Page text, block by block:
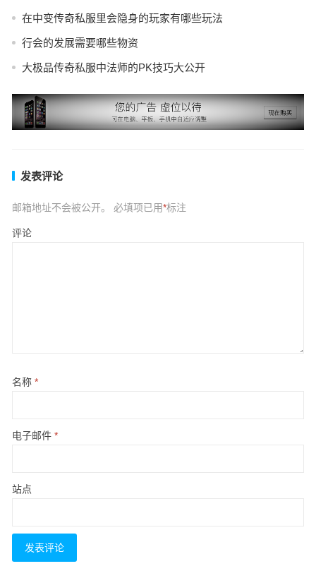
在中变传奇私服里会隐身的玩家有哪些玩法
行会的发展需要哪些物资
大极品传奇私服中法师的PK技巧大公开
发表评论
邮箱地址不会被公开。 必填项已用*标注
评论
名称 *
电子邮件 *
站点